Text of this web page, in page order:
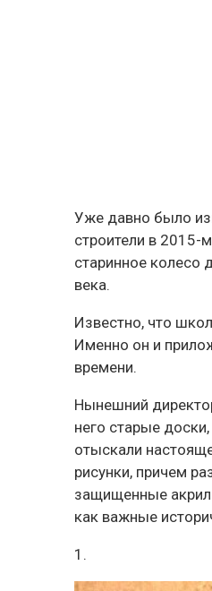
Уже давно было
строители в 2015-
старинное колесо
века.
Известно, что
Именно он и
времени.
Нынешний
него старые
отыскали
рисунки, причем
защищенные
как важные
1.